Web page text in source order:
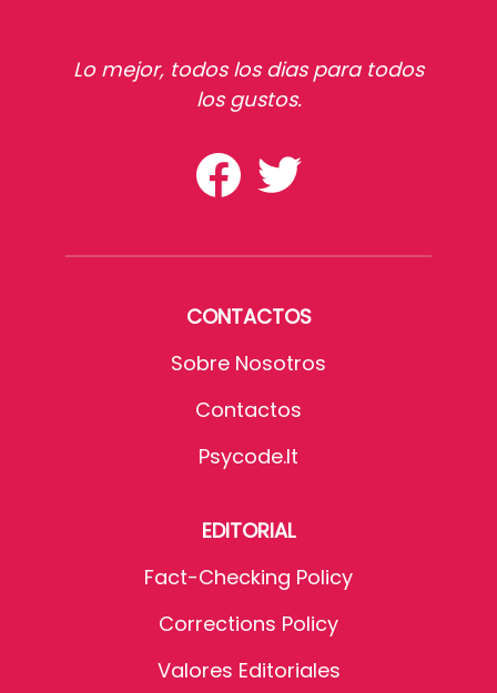
Lo mejor, todos los dias para todos
los gustos.
CONTACTOS
Sobre Nosotros
Contactos
Psycode.it
EDITORIAL
Fact-Checking Policy
Corrections Policy
Valores Editoriales